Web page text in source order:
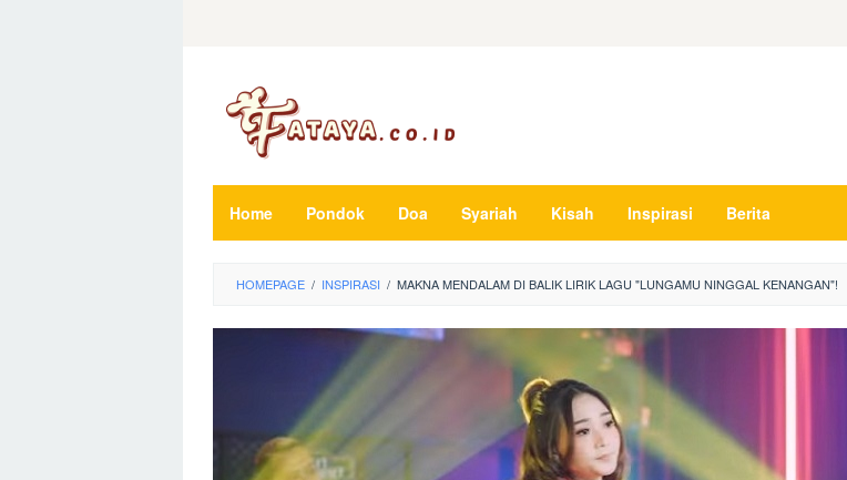
Home Pondok Doa Syariah Kisah Inspirasi Berita
HOMEPAGE / INSPIRASI / MAKNA MENDALAM DI BALIK LIRIK LAGU "LUNGAMU NINGGAL KENANGAN"!